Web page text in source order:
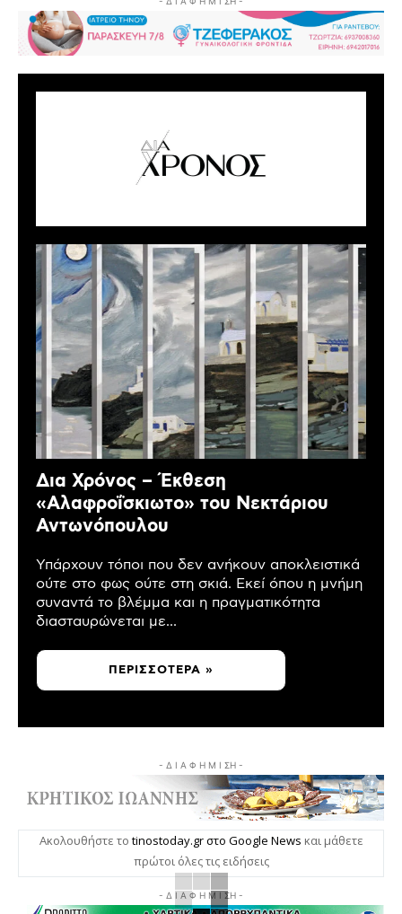
Δια Χρόνος – Έκθεση
«Αλαφροΐσκιωτο» του Νεκτάριου
Αντωνόπουλου
Υπάρχουν τόποι που δεν ανήκουν αποκλειστικά
ούτε στο φως ούτε στη σκιά. Εκεί όπου η μνήμη
συναντά το βλέμμα και η πραγματικότητα
διασταυρώνεται με...
ΠΕΡΙΣΣΌΤΕΡΑ »
- Δ Ι Α Φ Η Μ Ι ΣΗ -
Ακολουθήστε το tinostoday.gr στο Google News και μάθετε
πρώτοι όλες τις ειδήσεις
- Δ Ι Α Φ Η Μ Ι ΣΗ -